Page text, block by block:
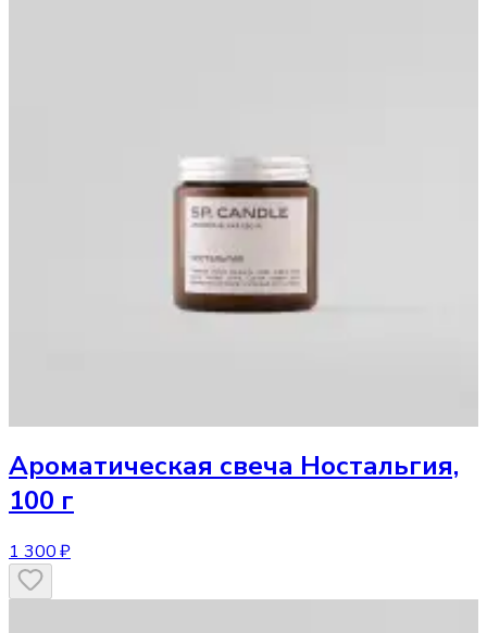
Ароматическая свеча Ностальгия,
100 г
1 300 ₽